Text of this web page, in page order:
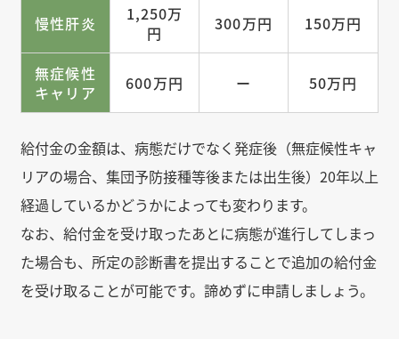
慢性肝炎
1,250万
円
300万円 150万円
無症候性
キャリア
600万円 ー 50万円
給付金の金額は、病態だけでなく発症後（無症候性キャ
リアの場合、集団予防接種等後または出生後）20年以上
経過しているかどうかによっても変わります。
なお、給付金を受け取ったあとに病態が進行してしまっ
た場合も、所定の診断書を提出することで追加の給付金
を受け取ることが可能です。諦めずに申請しましょう。